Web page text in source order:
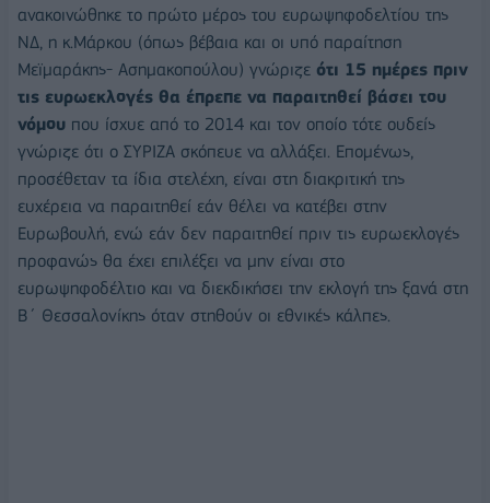
ανακοινώθηκε το πρώτο μέρος του ευρωψηφοδελτίου της
ΝΔ, η κ.Μάρκου (όπως βέβαια και οι υπό παραίτηση
Μεϊμαράκης- Ασημακοπούλου) γνώριζε ότι 15 ημέρες πριν
τις ευρωεκλογές θα έπρεπε να παραιτηθεί βάσει του
νόμου που ίσχυε από το 2014 και τον οποίο τότε ουδείς
γνώριζε ότι ο ΣΥΡΙΖΑ σκόπευε να αλλάξει. Επομένως,
προσέθεταν τα ίδια στελέχη, είναι στη διακριτική της
ευχέρεια να παραιτηθεί εάν θέλει να κατέβει στην
Ευρωβουλή, ενώ εάν δεν παραιτηθεί πριν τις ευρωεκλογές
προφανώς θα έχει επιλέξει να μην είναι στο
ευρωψηφοδέλτιο και να διεκδικήσει την εκλογή της ξανά στη
Β΄ Θεσσαλονίκης όταν στηθούν οι εθνικές κάλπες.